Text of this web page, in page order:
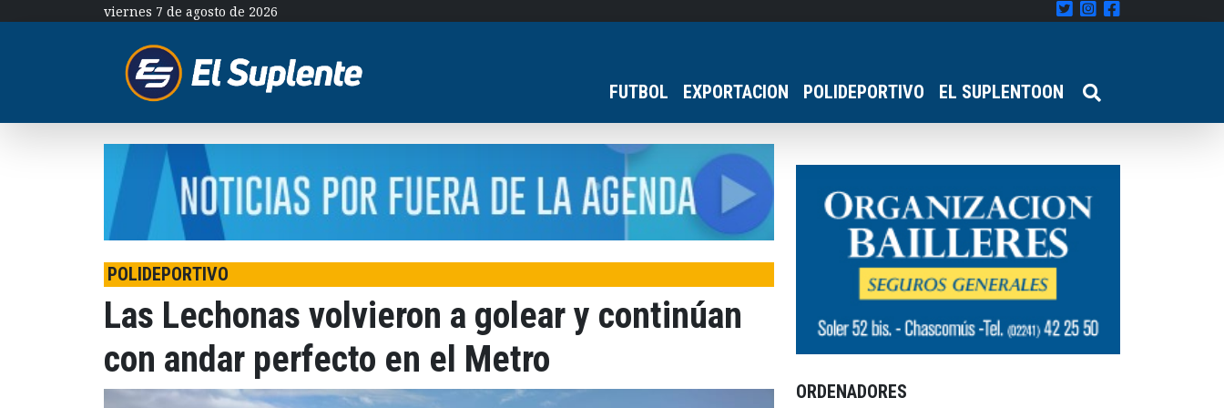
viernes 7 de agosto de 2026
FUTBOL EXPORTACION POLIDEPORTIVO EL SUPLENTOON
POLIDEPORTIVO
Las Lechonas volvieron a golear y continúan
con andar perfecto en el Metro
ORDENADORES